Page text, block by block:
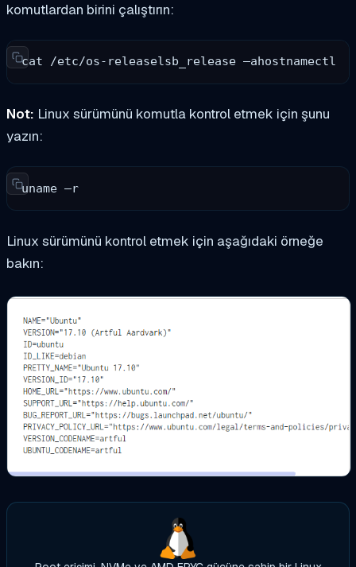
komutlardan birini çalıştırın:
cat /etc/os-releaselsb_release –ahostnamectl
Not: Linux sürümünü komutla kontrol etmek için şunu
yazın:
uname –r
Linux sürümünü kontrol etmek için aşağıdaki örneğe
bakın: